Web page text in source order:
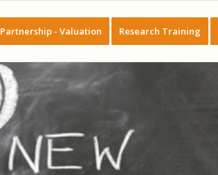
Partnership - Valuation Research Training